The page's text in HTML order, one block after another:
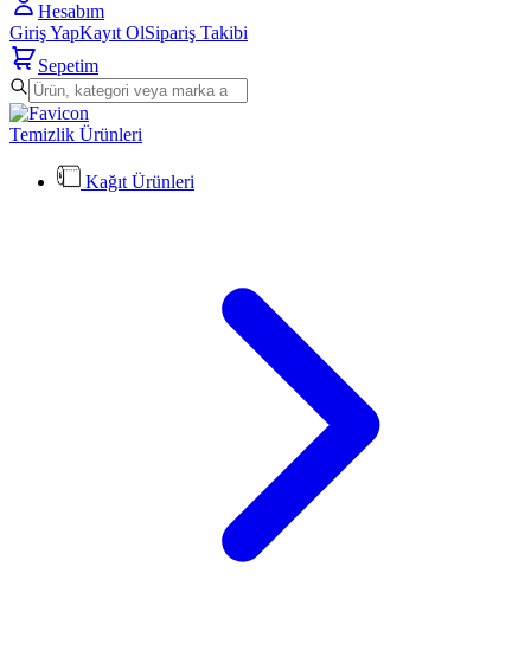
Hesabım
Giriş YapKayıt OlSipariş Takibi
Sepetim
Temizlik Ürünleri
Kağıt Ürünleri